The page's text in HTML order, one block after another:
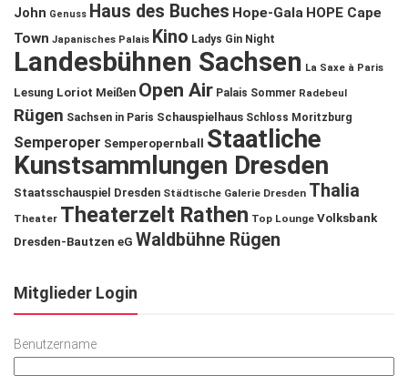
John Genuss Haus des Buches Hope-Gala HOPE Cape
Town Japanisches Palais Kino Ladys Gin Night
Landesbühnen Sachsen La Saxe à Paris
Lesung Loriot Meißen Open Air Palais Sommer Radebeul
Rügen Sachsen in Paris Schauspielhaus Schloss Moritzburg
Semperoper Semperopernball
Staatliche
Kunstsammlungen Dresden
Staatsschauspiel Dresden Städtische Galerie Dresden Thalia
Theater Theaterzelt Rathen Top Lounge Volksbank
Dresden-Bautzen eG Waldbühne Rügen
Mitglieder Login
Benutzername